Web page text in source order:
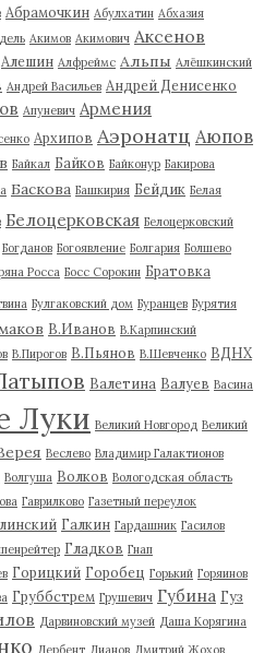
Абрамочкин Абулхатин Абхазия
Акимов Акимович Аксенов
Алешин Алфреймс Альпы Алёшкинский
Андрей Васильев Андрей Денисенко
Апуневич Армения
Архипов Аэронатц Аюпов
Байкал Байков Байконур Бакирова
Баскова Башкирия Бейдик Белая
Белоцерковская Белоцерковский
Богданов Богоявление Болгария Болшево
Росса Босс Сорокин Братовка
Булгаковский дом Буранцев Бурятия
В.Иванов В.Карпинский
В.Пирогов В.Пьянов В.Шевченко ВДНХ
Валетина Валуев Васина
Луки Великий Новгород Великий
Веслево Владимир Галактионов
Волгуша Волков Вологодская область
Гаврилково Газетный переулок
Галкин Гардашник Гасилов
Гладков Гнап
Горицкий Горобец Горький Горяинов
Груббстрем Грушевич Губина Гуз
Дарвиновский музей Даша Корягина
Дербент Дианов Дмитрий Жохов